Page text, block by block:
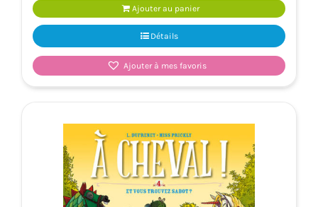
Ajouter au panier
Détails
Ajouter à mes favoris